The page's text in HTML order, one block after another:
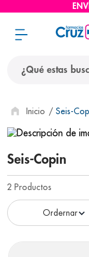
Seis-
Seis-Copin
2 Productos
términos
1. protector solar
2 pañales
3. eucerin
4. cerave
nivea
6. shampoo